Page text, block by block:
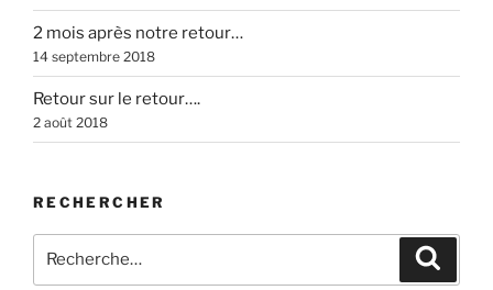
2 mois après notre retour…
14 septembre 2018
Retour sur le retour….
2 août 2018
RECHERCHER
pour